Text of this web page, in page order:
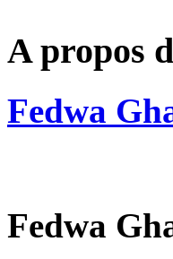
A propos
Fedwa
Fedwa